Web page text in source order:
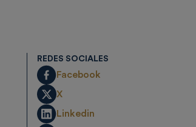
REDES SOCIALES
Facebook
X
Linkedin